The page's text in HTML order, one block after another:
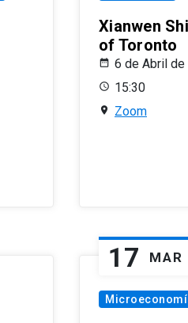
Xianwen
of Toronto
6 de Abril de
15:30
Zoom
17 MAR